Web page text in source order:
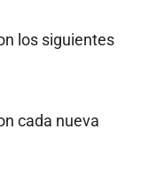
los siguientes
cada nueva